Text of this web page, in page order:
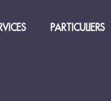
PARTICULIERS